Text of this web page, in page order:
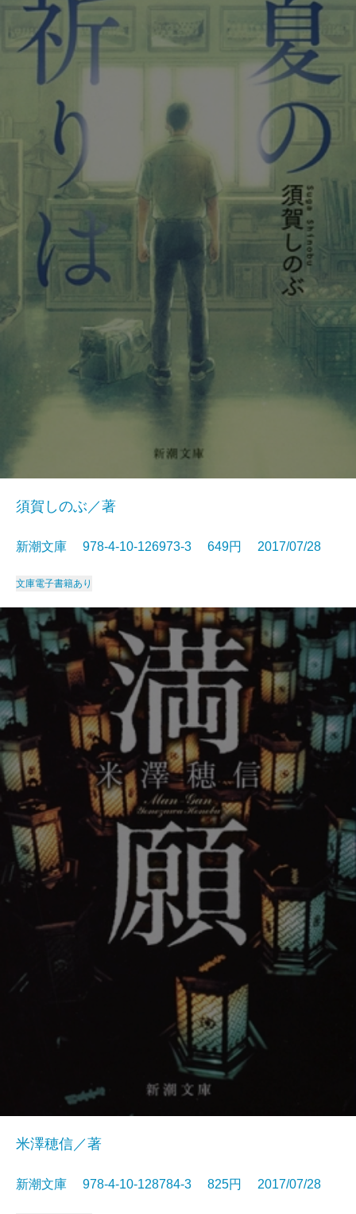
須賀しのぶ／著
新潮文庫 978-4-10-126973-3 649円 2017/07/28
文庫電子書籍あり
米澤穂信／著
新潮文庫 978-4-10-128784-3 825円 2017/07/28